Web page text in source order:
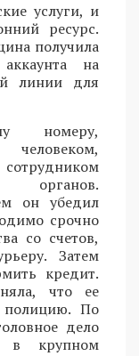
услуги, и
ресурс.
получила
на
линии для
номеру,
органов.
он убедил
срочно
со счетов,
Затем
кредит.
что ее
полицию. По
дело
в крупном